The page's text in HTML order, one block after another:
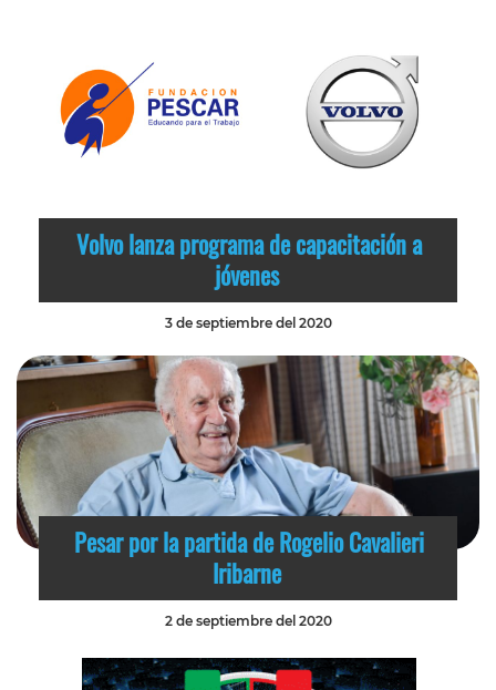
Volvo lanza programa de capacitación a
jóvenes
3 de septiembre del 2020
Pesar por la partida de Rogelio Cavalieri
Iribarne
2 de septiembre del 2020